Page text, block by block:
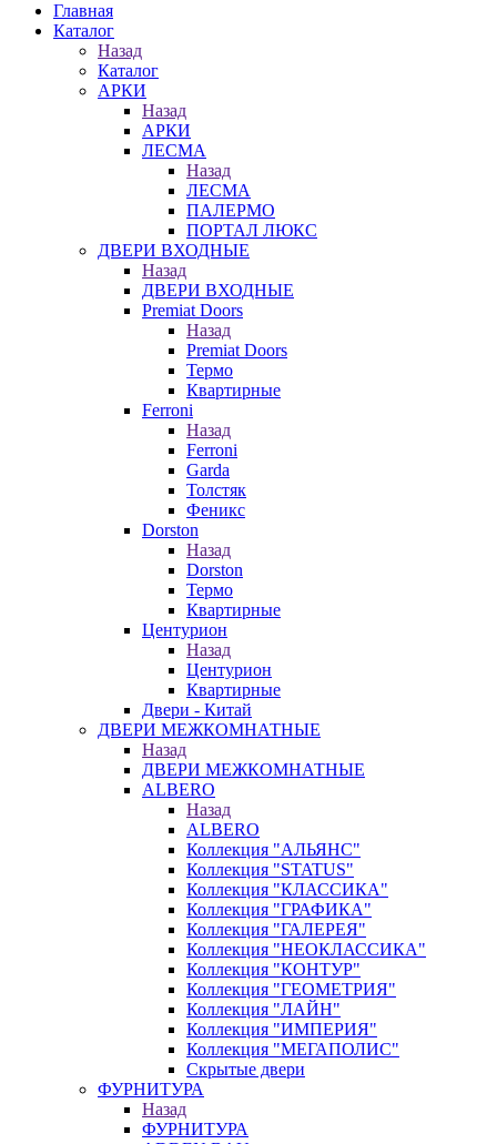
Главная
Каталог
Назад
Каталог
АРКИ
Назад
АРКИ
ЛЕСМА
Назад
ЛЕСМА
ПАЛЕРМО
ПОРТАЛ ЛЮКС
ДВЕРИ ВХОДНЫЕ
Назад
ДВЕРИ ВХОДНЫЕ
Premiat Doors
Назад
Premiat Doors
Термо
Квартирные
Ferroni
Назад
Ferroni
Garda
Толстяк
Феникс
Dorston
Назад
Dorston
Термо
Квартирные
Центурион
Назад
Центурион
Квартирные
Двери - Китай
ДВЕРИ МЕЖКОМНАТНЫЕ
Назад
ДВЕРИ МЕЖКОМНАТНЫЕ
ALBERO
Назад
ALBERO
Коллекция "АЛЬЯНС"
Коллекция "STATUS"
Коллекция "КЛАССИКА"
Коллекция "ГРАФИКА"
Коллекция "ГАЛЕРЕЯ"
Коллекция "НЕОКЛАССИКА"
Коллекция "КОНТУР"
Коллекция "ГЕОМЕТРИЯ"
Коллекция "ЛАЙН"
Коллекция "ИМПЕРИЯ"
Коллекция "МЕГАПОЛИС"
Скрытые двери
ФУРНИТУРА
Назад
ФУРНИТУРА